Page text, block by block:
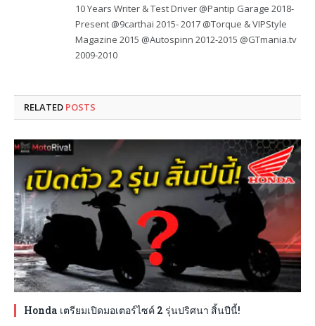
10 Years Writer & Test Driver @Pantip Garage 2018-
Present @9carthai 2015- 2017 @Torque & VIPStyle
Magazine 2015 @Autospinn 2012-2015 @GTmania.tv
2009-2010
RELATED POSTS
Honda เตรียมเปิดมอเตอร์ไซค์ 2 รุ่นปริศนา สิ้นปีนี้!